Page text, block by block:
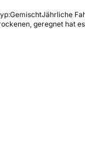
GemischtJährliche
geregnet hat